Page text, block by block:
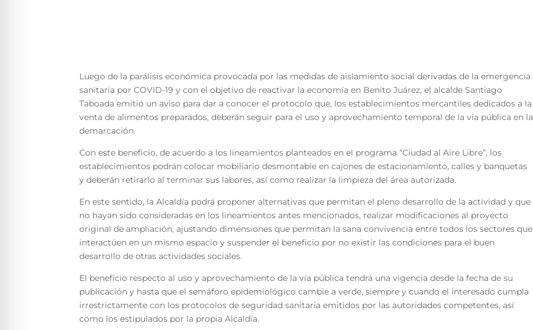
Luego de la parálisis económica provocada por las medidas de aislamiento social derivadas de la emergencia
sanitaria por COVID-19 y con el objetivo de reactivar la economía en Benito Juárez, el alcalde Santiago
Taboada emitió un aviso para dar a conocer el protocolo que, los establecimientos mercantiles dedicados a la
venta de alimentos preparados, deberán seguir para el uso y aprovechamiento temporal de la vía pública en la
demarcación.
Con este beneficio, de acuerdo a los lineamientos planteados en el programa “Ciudad al Aire Libre”, los
establecimientos podrán colocar mobiliario desmontable en cajones de estacionamiento, calles y banquetas
y deberán retirarlo al terminar sus labores, así como realizar la limpieza del área autorizada.
En este sentido, la Alcaldía podrá proponer alternativas que permitan el pleno desarrollo de la actividad y que
no hayan sido consideradas en los lineamientos antes mencionados, realizar modificaciones al proyecto
original de ampliación, ajustando dimensiones que permitan la sana convivencia entre todos los sectores que
interactúen en un mismo espacio y suspender el beneficio por no existir las condiciones para el buen
desarrollo de otras actividades sociales.
El beneficio respecto al uso y aprovechamiento de la vía pública tendrá una vigencia desde la fecha de su
publicación y hasta que el semáforo epidemiológico cambie a verde, siempre y cuando el interesado cumpla
irrestrictamente con los protocolos de seguridad sanitaria emitidos por las autoridades competentes, así
como los estipulados por la propia Alcaldía.